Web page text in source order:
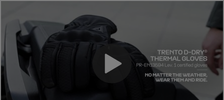
souple en PU à l'intérieur du tissu des gants, ce qui permet
d’éviter les coutures.